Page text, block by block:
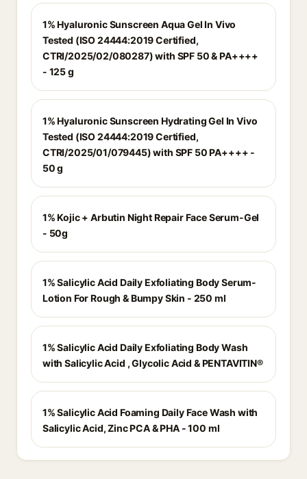
1% Hyaluronic Sunscreen Aqua Gel In Vivo
Tested (ISO 24444:2019 Certified,
CTRI/2025/02/080287) with SPF 50 & PA++++
- 125 g
1% Hyaluronic Sunscreen Hydrating Gel In Vivo
Tested (ISO 24444:2019 Certified,
CTRI/2025/01/079445) with SPF 50 PA++++ -
50 g
1% Kojic + Arbutin Night Repair Face Serum-Gel
- 50g
1% Salicylic Acid Daily Exfoliating Body Serum-
Lotion For Rough & Bumpy Skin - 250 ml
1% Salicylic Acid Daily Exfoliating Body Wash
with Salicylic Acid , Glycolic Acid & PENTAVITIN®
1% Salicylic Acid Foaming Daily Face Wash with
Salicylic Acid, Zinc PCA & PHA - 100 ml